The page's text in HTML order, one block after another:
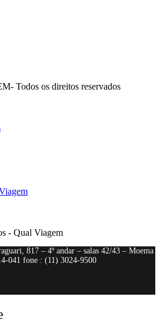
Todos os direitos reservados
- Qual Viagem
817 – 4º andar – salas 42/43 – Moema
041 fone : (11) 3024-9500